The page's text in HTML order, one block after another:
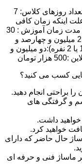
مدت زمان و شهریه دوره آموزش ماساژ :تعداد روزهای کلاس: 7
نفر نهایتا (به علت اینکه زمان کافی
برای تمرین و مرور همه وجود داشته باشد) مدت زمان آموزش : 30
ساعت شهریه کلاس گروهی (1 تا 8 نفره) :2 میلیون و چهارصد و
پنجاه هزار تومان شهریه کلاس خصوصی (1 یا 2 نفره):دو میلیون و
هایی کسب می کنید؟
براحتی انجام دهید.
و گرفتگی های
خواهید کرد.
حال حاضر که دارای
ماساژ فنی و حرفه ای